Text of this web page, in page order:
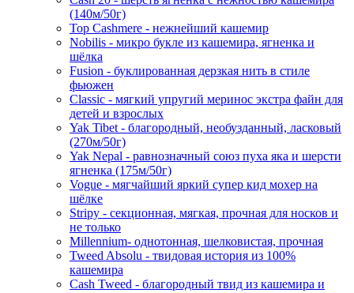
(140м/50г)
Top Cashmere - нежнейший кашемир
Nobilis - микро букле из кашемира, ягненка и
шёлка
Fusion - буклированная дерзкая нить в стиле
фьюжен
Classic - мягкий упругий меринос экстра файн для
детей и взрослых
Yak Tibet - благородный, необузданный, ласковый
(270м/50г)
Yak Nepal - равнозначный союз пуха яка и шерсти
ягненка (175м/50г)
Vogue - мягчайший яркий супер кид мохер на
шёлке
Stripy - секционная, мягкая, прочная для носков и
не только
Millennium- однотонная, шелковистая, прочная
Tweed Absolu - твидовая история из 100%
кашемира
Cash Tweed - благородный твид из кашемира и